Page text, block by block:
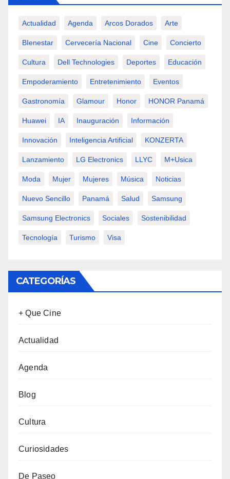
Actualidad Agenda Arcos Dorados Arte
BIenestar Cervecería Nacional Cine Concierto
Cultura Dell Technologies Deportes Educación
Empoderamiento Entretenimiento Eventos
Gastronomía Glamour Honor HONOR Panamá
Huawei IA Inauguración Información
Innovación Inteligencia Artificial KONZERTA
Lanzamiento LG Electronics LLYC M+usica
Moda Mujer Mujeres Música Noticias
Nuevo Sencillo Panamá Salud Samsung
Samsung Electronics Sociales Sostenibilidad
Tecnología Turismo Visa
CATEGORÍAS
+ Que Cine
Actualidad
Agenda
Blog
Cultura
Curiosidades
De Paseo